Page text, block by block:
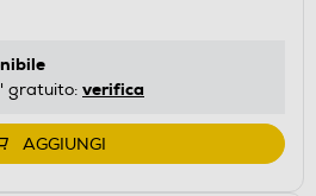
gratuito: verifica
AGGIUNGI